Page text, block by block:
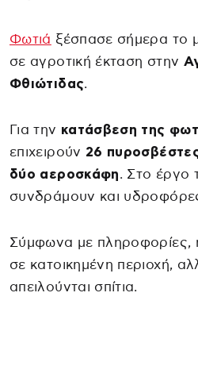
Φωτιά ξέσπασε σήμερα το
σε αγροτική έκταση στην
Φθιώτιδας.
Για την κατάσβεση της
επιχειρούν 26
δύο αεροσκάφη. Στο έργο
συνδράμουν και
Σύμφωνα με πληροφορίες,
σε κατοικημένη περιοχή,
απειλούνται σπίτια.